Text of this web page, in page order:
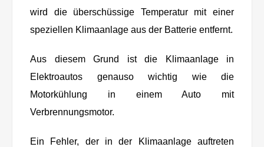
wird die überschüssige Temperatur mit einer
speziellen Klimaanlage aus der Batterie entfernt.
Aus diesem Grund ist die Klimaanlage in
Elektroautos genauso wichtig wie die
Motorkühlung in einem Auto mit
Verbrennungsmotor.
Ein Fehler, der in der Klimaanlage auftreten